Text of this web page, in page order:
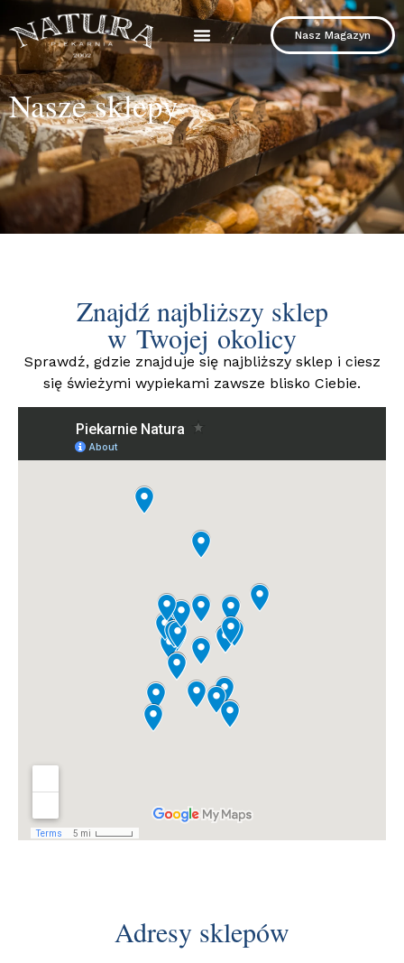
Nasz Magazyn
Nasze sklepy
Znajdź najbliższy sklep
w Twojej okolicy
Sprawdź, gdzie znajduje się najbliższy sklep i ciesz
się świeżymi wypiekami zawsze blisko Ciebie.
Adresy sklepów